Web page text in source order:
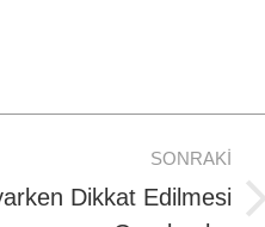
SONRAKI
Dikkat Edilmesi